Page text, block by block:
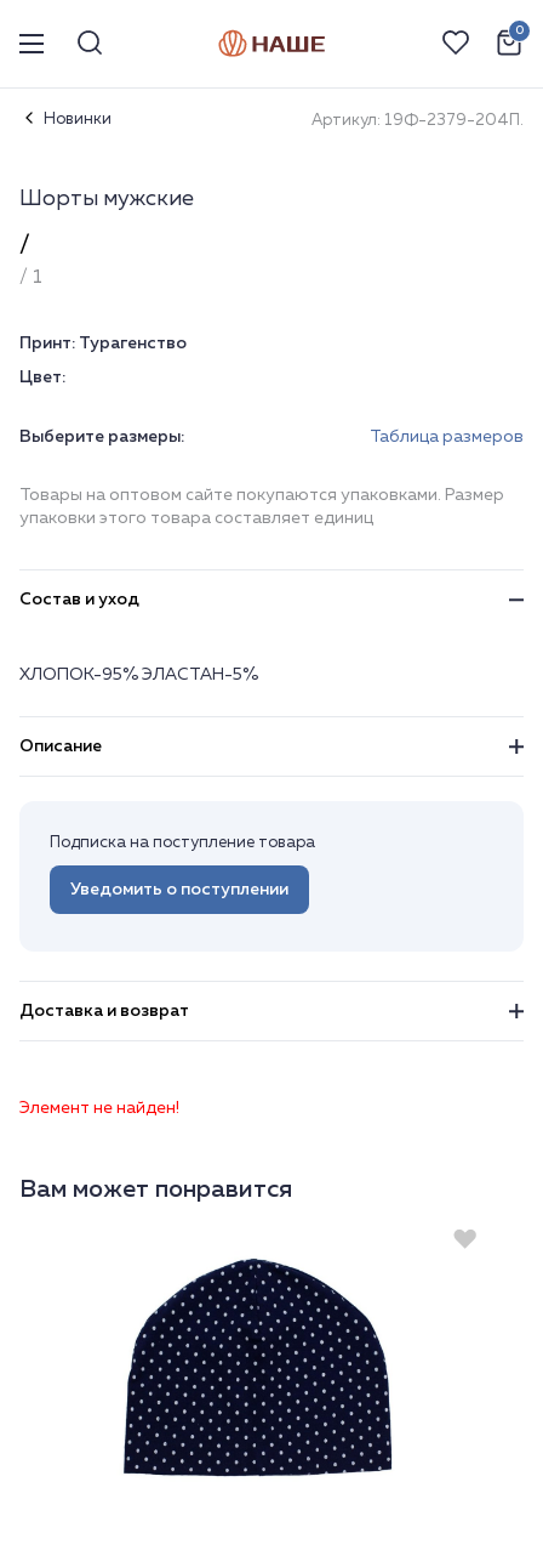
0
Новинки Артикул: 19Ф-2379-204П.
Шорты мужские
/
/ 1
Принт: Турагенство
Цвет:
Выберите размеры: Таблица размеров
Товары на оптовом сайте покупаются упаковками. Размер
упаковки этого товара составляет единиц
Состав и уход
ХЛОПОК-95% ЭЛАСТАН-5%
Описание
Подписка на поступление товара
Уведомить о поступлении
Доставка и возврат
Элемент не найден!
Вам может понравится